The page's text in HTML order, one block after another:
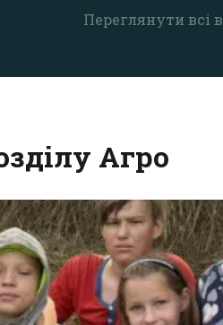
Переглянути всі
Агро